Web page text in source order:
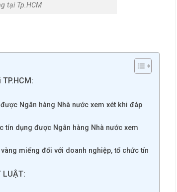
tại Tp.HCM
Ngân hàng Nhà nước xem xét khi đáp
tín dụng được Ngân hàng Nhà nước xem
miếng đối với doanh nghiệp, tổ chức tín
LUẬT: